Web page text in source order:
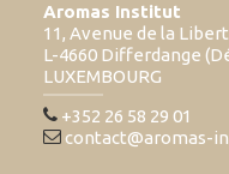
Aromas Institut
11, Avenue de la
L-4660 Differdange
LUXEMBOURG
+352 26 58 29 01
contact@aromas-